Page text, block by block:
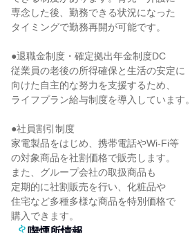
専念した後、勤務できる状況になった
タイミングで勤務再開が可能です。
●退職金制度・確定拠出年金制度DC
従業員の老後の所得確保と生活の安定に
向けた自主的な努力を支援するため、
ライフプラン給与制度を導入しています。
●社員割引制度
家電製品をはじめ、携帯電話やWi-Fi等
の対象商品を社割価格で販売します。
また、グループ会社の取扱商品も
定期的に社割販売を行い、化粧品や
住宅など多種多様な商品を特別価格で
購入できます。